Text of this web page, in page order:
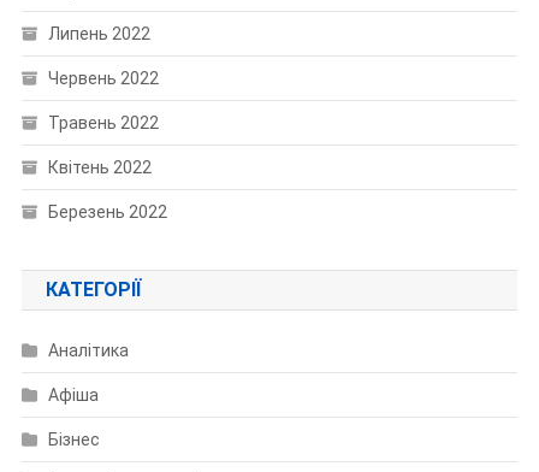
Липень 2022
Червень 2022
Травень 2022
Квітень 2022
Березень 2022
КАТЕГОРІЇ
Аналітика
Афіша
Бізнес